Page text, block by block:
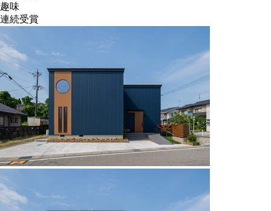
趣味
連続受賞